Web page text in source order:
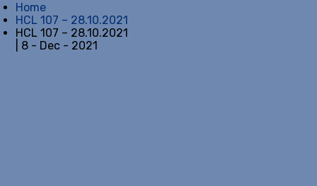
Home
HCL 107 – 28.10.2021
HCL 107 – 28.10.2021
| 8 - Dec - 2021